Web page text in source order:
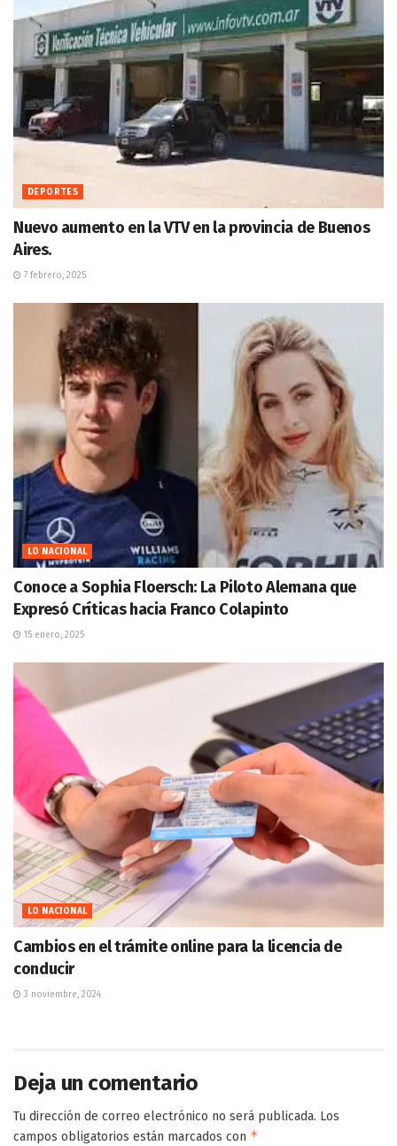
DEPORTES
Nuevo aumento en la VTV en la provincia de Buenos
Aires.
7 febrero, 2025
LO NACIONAL
Conoce a Sophia Floersch: La Piloto Alemana que
Expresó Críticas hacia Franco Colapinto
15 enero, 2025
LO NACIONAL
Cambios en el trámite online para la licencia de
conducir
3 noviembre, 2024
Deja un comentario
Tu dirección de correo electrónico no será publicada. Los
campos obligatorios están marcados con *